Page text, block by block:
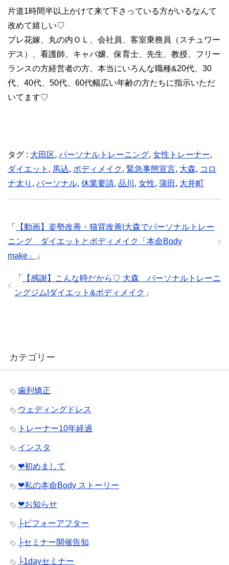
片道1時間半以上かけて来て下さっている方がいるなんて
改めて嬉しい♡
プレ花嫁、丸の内ＯＬ、会社員、客室乗務員（スチュワー
デス）、看護師、キャバ嬢、保育士、先生、教授、フリー
ランスの方経営者の方、本当にいろんな職種&20代、30
代、40代、50代、60代幅広い年齢の方たちに指示いただ
いてます♡
タグ : 大田区, パーソナルトレーニング, 女性トレーナー,
ダイエット , 馬込, ボディメイク, 緊急事態宣言, 大森, コロ
ナ太り , パーソナル, 休業要請, 品川 , 女性, 蒲田 , 大井町
「
【動画】姿勢改善・猫背改善|大森でパーソナルトレー
ニング ダイエットとボディメイク「本命Body
make」
」
「
【感謝】こんな時だから♡ 大森 パーソナルトレーニ
ングジム|ダイエット&ボディメイク 」
カテゴリー
歯列矯正
ウェディングドレス
トレーナー10年経過
インスタ
❤︎初めまして
❤︎私の本命Body ストーリー
❤︎お知らせ
├ビフォーアフター
├セミナー開催告知
├1dayセミナー